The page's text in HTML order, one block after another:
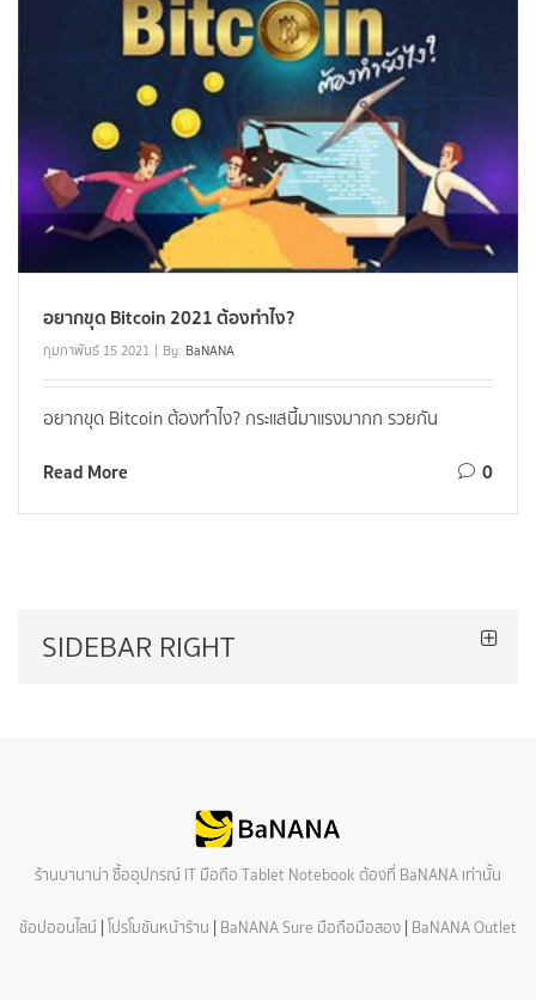
อยากขุด Bitcoin 2021 ต้องทำไง?
กุมภาพันธ์ 15 2021 By: BaNANA
อยากขุด Bitcoin ต้องทำไง? กระแสนี้มาแรงมากก รวยกัน
Read More 0
SIDEBAR RIGHT
ร้านบานาน่า ซื้ออุปกรณ์ IT มือถือ Tablet Notebook ต้องที่ BaNANA เท่านั้น
ช้อปออนไลน์ | โปรโมชันหน้าร้าน | BaNANA Sure มือถือมือสอง | BaNANA Outlet